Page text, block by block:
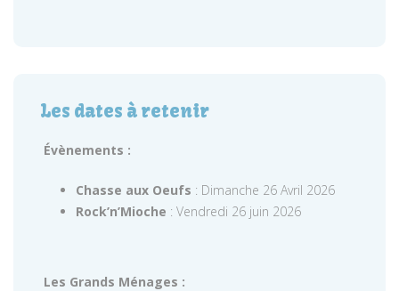
Les dates à retenir
Évènements :
Chasse aux Oeufs : Dimanche 26 Avril 2026
Rock’n’Mioche : Vendredi 26 juin 2026
Les Grands Ménages :